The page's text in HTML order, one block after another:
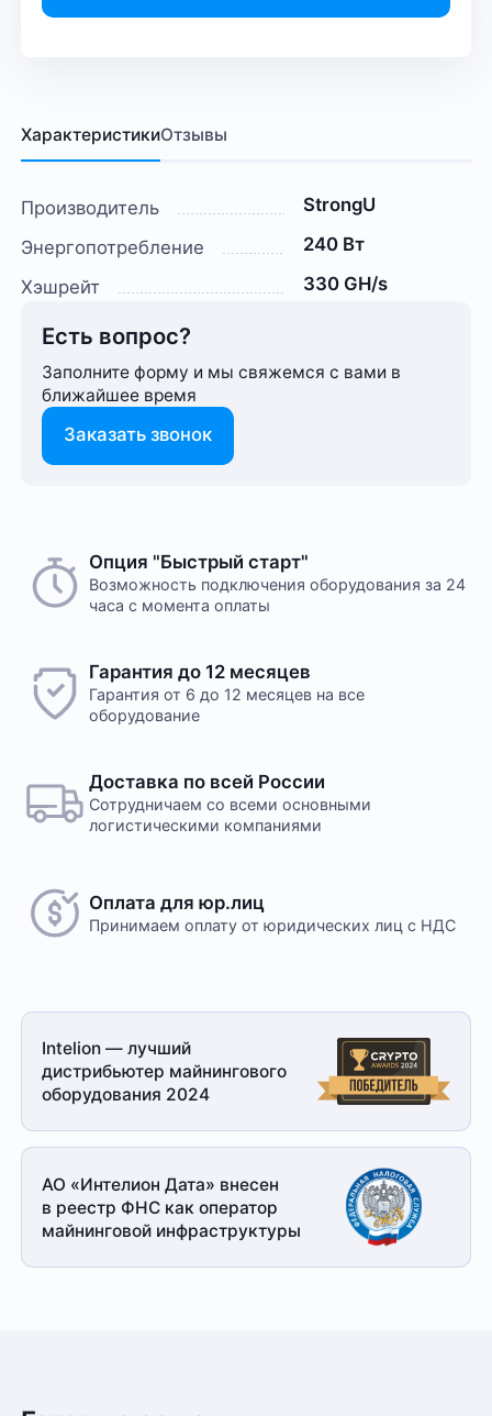
ХарактеристикиОтзывы
Производитель
StrongU
Энергопотребление
240 Вт
Хэшрейт
330 GH/s
Есть вопрос?
Заполните форму и мы свяжемся с вами в
ближайшее время
Заказать звонок
Опция "Быстрый старт"
Возможность подключения оборудования за 24
часа с момента оплаты
Гарантия до 12 месяцев
Гарантия от 6 до 12 месяцев на все
оборудование
Доставка по всей России
Сотрудничаем со всеми основными
логистическими компаниями
Оплата для юр.лиц
Принимаем оплату от юридических лиц с НДС
Intelion — лучший
дистрибьютер майнингового
оборудования 2024
АО «Интелион Дата» внесен
в реестр ФНС как оператор
майнинговой инфраструктуры